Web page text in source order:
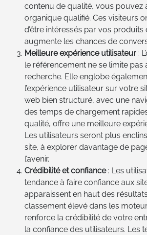
contenu de qualité, vous pouvez
organique qualifié. Ces visiteurs
d’être intéressés par vos
augmente les chances de
Meilleure expérience utilisateur :
le référencement ne se limite pas
recherche. Elle englobe
l’expérience utilisateur sur votre
web bien structuré, avec une
des temps de chargement
qualité, offre une meilleure
Les utilisateurs seront plus
site, à explorer davantage de
l’avenir.
Crédibilité et confiance: Les
tendance à faire confiance aux
apparaissent en haut des
classement élevé dans les
renforce la crédibilité de votre
la confiance des utilisateurs. Les